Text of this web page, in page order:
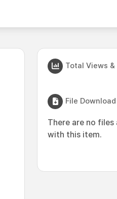
Total Views
File Download
There are no files
with this item.